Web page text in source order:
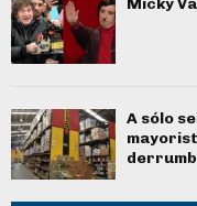
Micky
A sólo